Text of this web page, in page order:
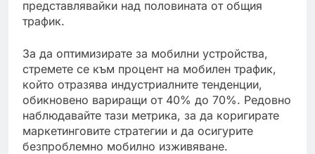
представлявайки над половината от общия
трафик.
За да оптимизирате за мобилни устройства,
стремете се към процент на мобилен трафик,
който отразява индустриалните тенденции,
обикновено вариращи от 40% до 70%. Редовно
наблюдавайте тази метрика, за да коригирате
маркетинговите стратегии и да осигурите
безпроблемно мобилно изживяване.